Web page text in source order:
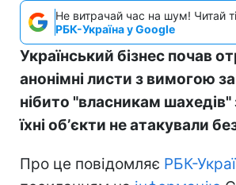
Не витрачай час на шум! Читай
РБК-Україна у Google
Український бізнес почав
анонімні листи з вимогою
нібито "власникам
їхні обʼєкти не атакували
Про це повідомляє РБК-